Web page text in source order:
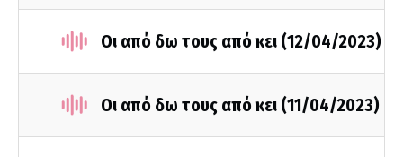
Οι από δω τους από κει (12/04/2023)
Οι από δω τους από κει (11/04/2023)